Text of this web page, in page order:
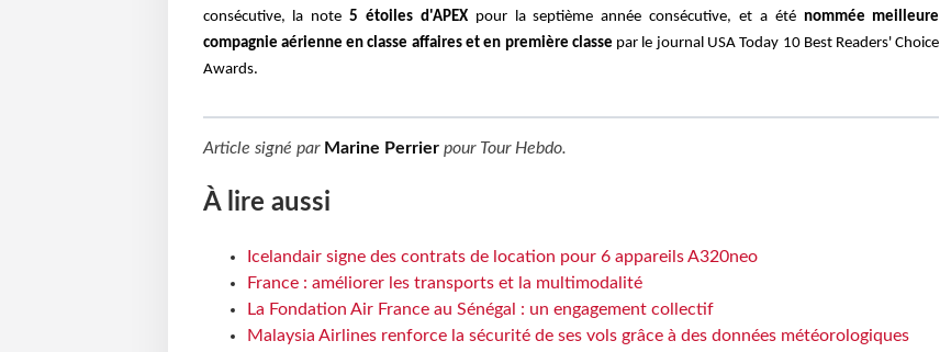
consécutive, la note 5 étoiles d'APEXpour la septième année consécutive, et a été nommée meilleure
compagnie aérienne en classe affaires et en première classe par le journal USA Today 10 Best Readers' Choice
Awards.
Article signé par Marine Perrierpour Tour Hebdo.
À lire aussi
Icelandair signe des contrats de location pour 6 appareils A320neo
France : améliorer les transports et la multimodalité
La Fondation Air France au Sénégal : un engagement collectif
Malaysia Airlines renforce la sécurité de ses vols grâce à des données météorologiques